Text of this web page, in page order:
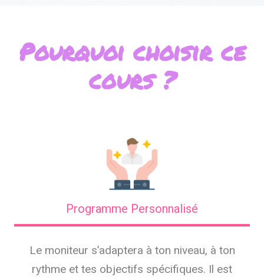
Pourquoi choisir ce
cours ?
Programme Personnalisé
Le moniteur s’adaptera à ton niveau, à ton
rythme et tes objectifs spécifiques. Il est